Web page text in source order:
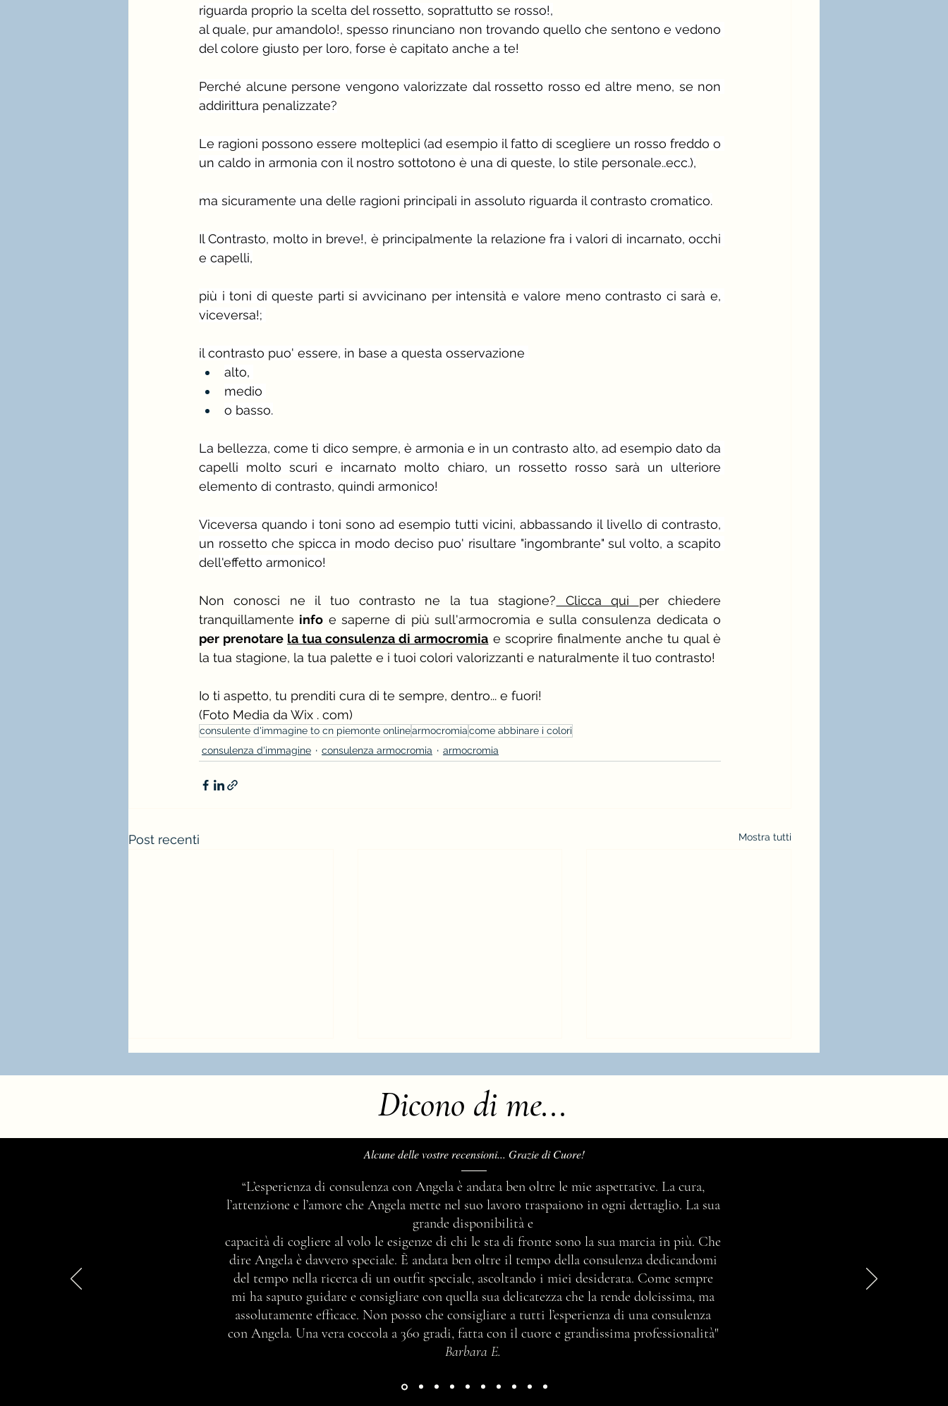
riguarda proprio la scelta del rossetto, soprattutto se rosso!,
al quale, pur amandolo!, spesso rinunciano non trovando quello che sentono e vedono
del colore giusto per loro, forse è capitato anche a te!
Perché alcune persone vengono valorizzate dal rossetto rosso ed altre meno, se non
addirittura penalizzate?
Le ragioni possono essere molteplici (ad esempio il fatto di scegliere un rosso freddo o
un caldo in armonia con il nostro sottotono è una di queste, lo stile personale..ecc.),
ma sicuramente una delle ragioni principali in assoluto riguarda il contrasto cromatico.
Il Contrasto, molto in breve!, è principalmente la relazione fra i valori di incarnato, occhi
e capelli,
più i toni di queste parti si avvicinano per intensità e valore meno contrasto ci sarà e,
viceversa!;
il contrasto puo' essere, in base a questa osservazione
alto,
medio
o basso.
La bellezza, come ti dico sempre, è armonia e in un contrasto alto, ad esempio dato da
capelli molto scuri e incarnato molto chiaro, un rossetto rosso sarà un ulteriore
elemento di contrasto, quindi armonico!
Viceversa quando i toni sono ad esempio tutti vicini, abbassando il livello di contrasto,
un rossetto che spicca in modo deciso puo' risultare "ingombrante" sul volto, a scapito
dell'effetto armonico!
Non conosci ne il tuo contrasto ne la tua stagione? Clicca qui per chiedere
tranquillamente info
per prenotare la tua consulenza di armocromia e scoprire finalmente anche tu qual è
la tua stagione, la tua palette e i tuoi colori valorizzanti e naturalmente il tuo contrasto!
Io ti aspetto, tu prenditi cura di te sempre, dentro... e fuori!
(Foto Media da Wix . com)
consulente d'immagine to cn piemonte onlinearmocromiacome abbinare i colori
consulenza d'immagine
consulenza armocromia armocromia
Post recenti Mostra tutti
macro stagione di appartenenza?
Abbinare i colori analoghi
funziona
Dicono di me...
Alcune delle vostre recensioni... Grazie di Cuore!
“L’esperienza di consulenza con Angela è andata ben oltre le mie aspettative. La cura,
l’attenzione e l’amore che Angela mette nel suo lavoro traspaiono in ogni dettaglio. La sua
grande disponibilità e
capacità di cogliere al volo le esigenze di chi le sta di fronte sono la sua marcia in più. Che
dire Angela è davvero speciale. È andata ben oltre il tempo della consulenza dedicandomi
del tempo nella ricerca di un outfit speciale, ascoltando i miei desiderata. Come sempre
mi ha saputo guidare e consigliare con quella sua delicatezza che la rende dolcissima, ma
assolutamente efficace. Non posso che consigliare a tutti l’esperienza di una consulenza
con Angela. Una vera coccola a 360 gradi, fatta con il cuore e grandissima professionalità"
Barbara E.